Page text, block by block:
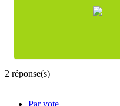
2 réponse(s)
Par vote